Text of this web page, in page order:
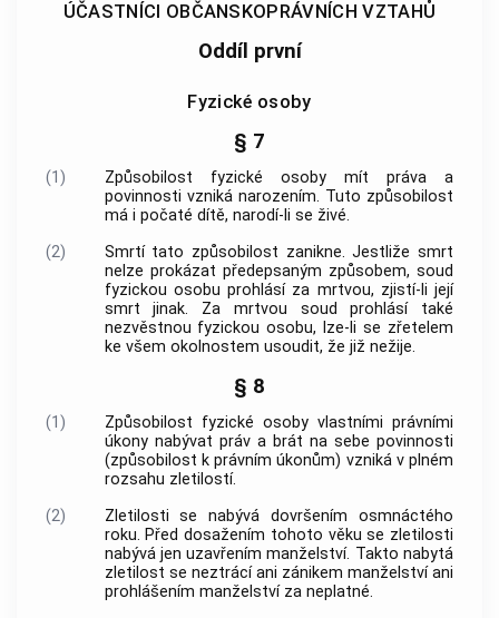
ÚČASTNÍCI OBČANSKOPRÁVNÍCH VZTAHŮ
Oddíl první
Fyzické osoby
§ 7
(1)
Způsobilost fyzické osoby mít práva a
povinnosti vzniká narozením. Tuto způsobilost
má i počaté dítě, narodí-li se živé.
(2)
Smrtí tato způsobilost zanikne. Jestliže smrt
nelze prokázat předepsaným způsobem, soud
fyzickou osobu prohlásí za mrtvou, zjistí-li její
smrt jinak. Za mrtvou soud prohlásí také
nezvěstnou fyzickou osobu, lze-li se zřetelem
ke všem okolnostem usoudit, že již nežije.
§ 8
(1)
Způsobilost fyzické osoby vlastními právními
úkony nabývat práv a brát na sebe povinnosti
(způsobilost k právním úkonům) vzniká v plném
rozsahu zletilostí.
(2)
Zletilosti se nabývá dovršením osmnáctého
roku. Před dosažením tohoto věku se zletilosti
nabývá jen uzavřením manželství. Takto nabytá
zletilost se neztrácí ani zánikem manželství ani
prohlášením manželství za neplatné.